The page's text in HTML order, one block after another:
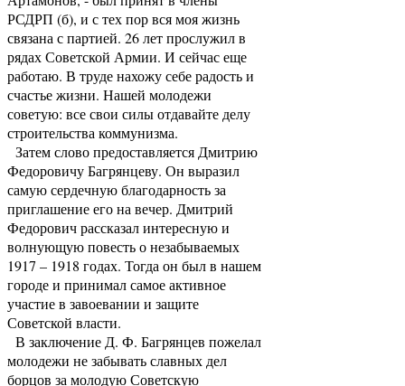
РСДРП (б), и с тех пор вся моя жизнь
связана с партией. 26 лет прослужил в
рядах Советской Армии. И сейчас еще
работаю. В труде нахожу себе радость и
счастье жизни. Нашей молодежи
советую: все свои силы отдавайте делу
строительства коммунизма.
Затем слово предоставляется Дмитрию
Федоровичу Багрянцеву. Он выразил
самую сердечную благодарность за
приглашение его на вечер. Дмитрий
Федорович рассказал интересную и
волнующую повесть о незабываемых
1917 – 1918 годах. Тогда он был в нашем
городе и принимал самое активное
участие в завоевании и защите
Советской власти.
В заключение Д. Ф. Багрянцев пожелал
молодежи не забывать славных дел
борцов за молодую Советскую